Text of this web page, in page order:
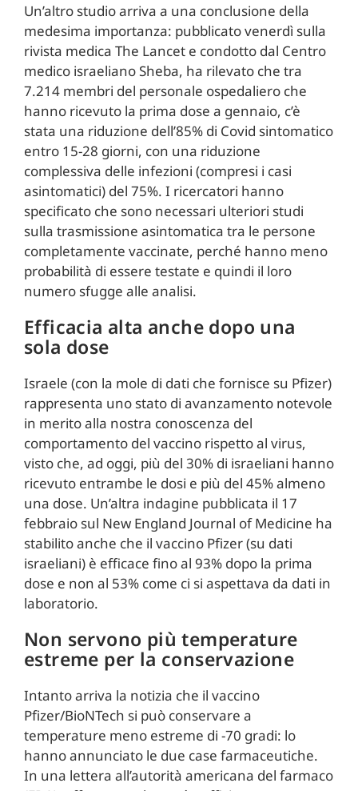
Un’altro studio arriva a una conclusione della
medesima importanza: pubblicato venerdì sulla
rivista medica The Lancet e condotto dal Centro
medico israeliano Sheba, ha rilevato che tra
7.214 membri del personale ospedaliero che
hanno ricevuto la prima dose a gennaio, c’è
stata una riduzione dell’85% di Covid sintomatico
entro 15-28 giorni, con una riduzione
complessiva delle infezioni (compresi i casi
asintomatici) del 75%. I ricercatori hanno
specificato che sono necessari ulteriori studi
sulla trasmissione asintomatica tra le persone
completamente vaccinate, perché hanno meno
probabilità di essere testate e quindi il loro
numero sfugge alle analisi.
Efficacia alta anche dopo una
sola dose
Israele (con la mole di dati che fornisce su Pfizer)
rappresenta uno stato di avanzamento notevole
in merito alla nostra conoscenza del
comportamento del vaccino rispetto al virus,
visto che, ad oggi, più del 30% di israeliani hanno
ricevuto entrambe le dosi e più del 45% almeno
una dose. Un’altra indagine pubblicata il 17
febbraio sul New England Journal of Medicine ha
stabilito anche che il vaccino Pfizer (su dati
israeliani) è efficace fino al 93% dopo la prima
dose e non al 53% come ci si aspettava da dati in
laboratorio.
Non servono più temperature
estreme per la conservazione
Intanto arriva la notizia che il vaccino
Pfizer/BioNTech si può conservare a
temperature meno estreme di -70 gradi: lo
hanno annunciato le due case farmaceutiche.
In una lettera all’autorità americana del farmaco